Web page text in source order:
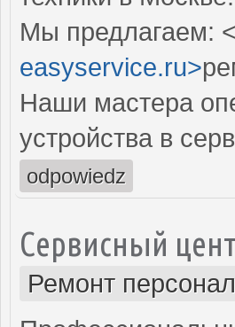
Мы предлагаем:
easyservice.ru>
Наши мастера
устройства в
odpowiedz
Сервисный
Ремонт